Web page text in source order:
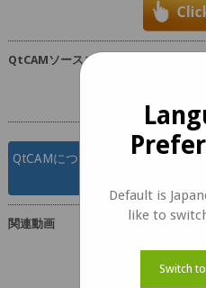
QtCAMソースコードをダウンロード
QtCAMについてご不明な点がご
関連動画
Default is
like to
Switch